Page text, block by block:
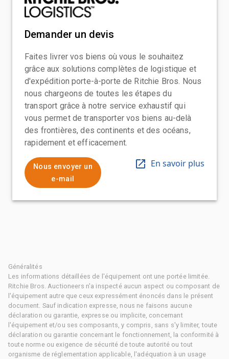
Demander un devis
Faites livrer vos biens où vous le souhaitez
grâce aux solutions complètes de logistique et
d'expédition porte-à-porte de Ritchie Bros. Nous
nous chargeons de toutes les étapes du
transport grâce à notre service exhaustif qui
vous permet de transporter vos biens au-delà
des frontières, des continents et des océans,
rapidement et efficacement.
Nous envoyer un
e-mail
En savoir plus
Généralités
Les informations détaillées de l'équipement ont une portée limitée.
Ritchie Bros. Auctioneers n'a inspecté aucun aspect ou composant de
l'équipement autre que ceux expressément énoncés dans le présent
document. Sauf indication expresse, nous ne faisons aucune
déclaration ou garantie, expresse ou implicite, concernant
l'équipement et/ou ses composants, y compris, sans s'y limiter, toute
déclaration ou garantie concernant le fonctionnement, la conformité à
toute norme ou exigence de sécurité de toute autorité ou tout
organisme de réglementation applicable, l'adéquation à un usage